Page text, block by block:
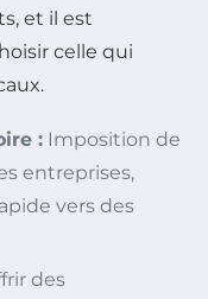
et il est
celle qui
: Imposition de
entreprises,
vers des
des